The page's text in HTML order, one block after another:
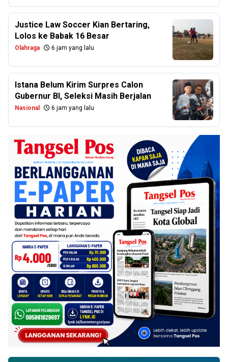
Justice Law Soccer Kian Bertaring,
Lolos ke Babak 16 Besar
Olahraga 6 jam yang lalu
Istana Belum Kirim Surpres Calon
Gubernur BI, Seleksi Masih Berjalan
Nasional 6 jam yang lalu